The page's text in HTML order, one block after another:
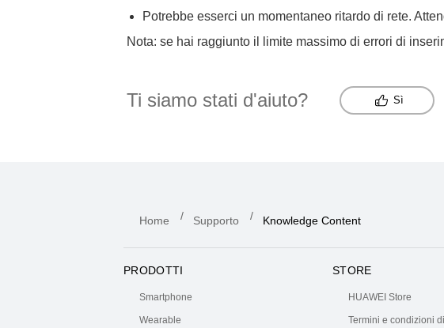
Potrebbe esserci un momentaneo ritardo di rete.
Nota: se hai raggiunto il limite massimo di errori di
Ti siamo stati d'aiuto? Sì
Home Supporto Knowledge Content
PRODOTTI
Smartphone
Wearable
STORE
HUAWEI Store
Termini e condizioni